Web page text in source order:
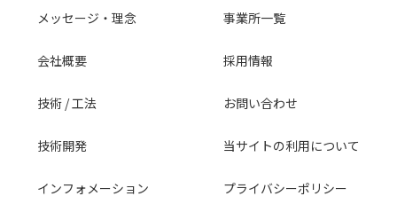
メッセージ・理念
会社概要
技術 / 工法
技術開発
インフォメーション
事業所一覧
採用情報
お問い合わせ
当サイトの利用について
プライバシーポリシー